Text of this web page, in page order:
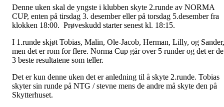
Denne uken skal de yngste i klubben skyte 2.runde av NORMA
CUP, enten på tirsdag 3. desember eller på torsdag 5.desember fra
klokken 18:00. Prøveskudd starter senest kl. 18:15.
I 1.runde skjøt Tobias, Malin, Ole-Jacob, Herman, Lilly, og Sander,
men det er rom for flere. Norma Cup går over 5 runder og det er de
3 beste resultatene som teller.
Det er kun denne uken det er anledning til å skyte 2.runde. Tobias
skyter sin runde på NTG / stevne mens de andre må skyte den på
Skytterhuset.